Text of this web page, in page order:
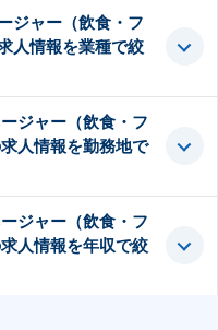
ジャー（飲食・フ
人情報を業種で絞
ジャー（飲食・フ
人情報を勤務地で
ジャー（飲食・フ
人情報を年収で絞